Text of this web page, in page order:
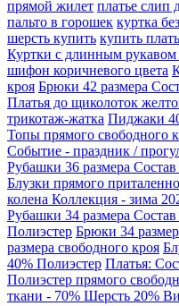
прямой жилет платье слип
пальто в горошек куртка
шерсть купить купить
Куртки с длинным рукавом
шифон коричневого цвета
кроя Брюки 42 размера
Платья до щиколоток
трикотаж-жатка Пиджаки
Топы прямого свободного
Событие - праздник /
Рубашки 36 размера
Блузки прямого
колена Коллекция - зима
Рубашки 34 размера
Полиэстер Брюки 34
размера свободного кроя
40% Полиэстер Платья:
Полиэстер прямого
ткани - 70% Шерсть 20%